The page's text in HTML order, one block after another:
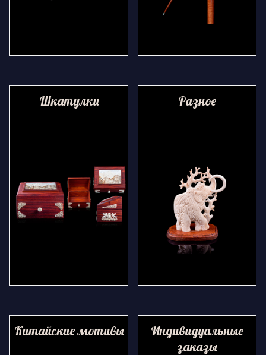
Шкатулки Разное
Китайские мотивы
Индивидуальные
заказы